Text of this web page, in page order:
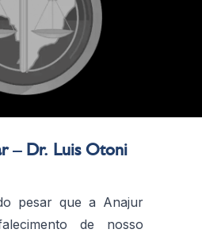
– Dr. Luis Otoni
pesar que a Anajur
de nosso